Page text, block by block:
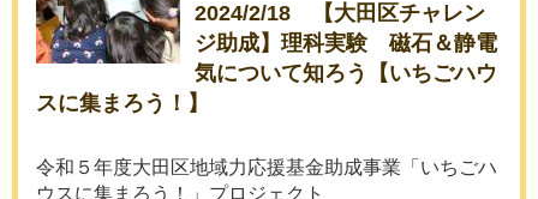
2024/2/18 【大田区チャレン
ジ助成】理科実験 磁石＆静電
気について知ろう【いちごハウ
スに集まろう！】
令和５年度大田区地域力応援基金助成事業「いちごハ
ウスに集まろう！」プロジェクト